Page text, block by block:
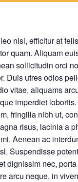
nisi, efficitur at
quam. Aliquam
sollicitudin orci
Duis utres odios
vitae, aliquams
imperdiet
fringilla nibh ut,
risus, lacinia a
Aenean ac
Suspendisse
dignissim nec,
arcu neque, in